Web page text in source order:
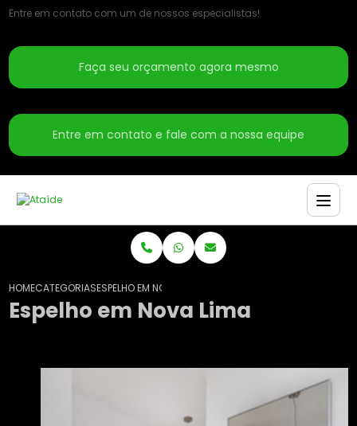
Entre em contato com um de nossos especialistas!
Faça seu orçamento agora mesmo
Entre em contato e fale com a nossa equipe
HOMECATEGORIASESPELHO EM NOVA LIMA
Espelho em Nova Lima